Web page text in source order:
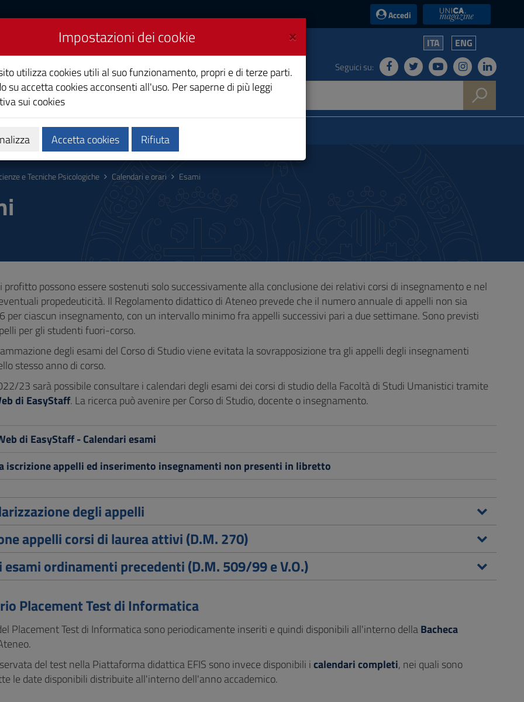
Accedi UniCA News
Psicologiche
ITA ENG
Seguici su:
Calendari e orari Qualità e miglioramento
e Tecniche Psicologiche Calendari e orari Esami
profitto possono essere sostenuti solo successivamente alla conclusione dei relativi corsi di insegnamento e nel
propedeuticità. Il Regolamento didattico di Ateneo prevede che il numero annuale di appelli non sia
per ciascun insegnamento, con un intervallo minimo fra appelli successivi pari a due settimane. Sono previsti
per gli studenti fuori-corso.
degli esami del Corso di Studio viene evitata la sovrapposizione tra gli appelli degli insegnamenti
stesso anno di corso.
23 sarà possibile consultare i calendari degli esami dei corsi di studio della Facoltà di Studi Umanistici tramite
di EasyStaff. La ricerca può avenire per Corso di Studio, docente o insegnamento.
di EasyStaff - Calendari esami
iscrizione appelli ed inserimento insegnamenti non presenti in libretto
degli appelli
appelli corsi di laurea attivi (D.M. 270)
esami ordinamenti precedenti (D.M. 509/99 e V.O.)
Placement Test di Informatica
Placement Test di Informatica sono periodicamente inseriti e quindi disponibili all'interno dellaBacheca
del test nella Piattaforma didattica EFIS sono invece disponibili icalendari completi, nei quali sono
le date disponibili distribuite all'interno dell'anno accademico.
×
Impostazioni dei cookie
utilizza cookies utili al suo funzionamento, propri e di terze parti.
su accetta cookies acconsenti all'uso. Per saperne di più leggi
sui cookies
Accetta cookies Rifiuta